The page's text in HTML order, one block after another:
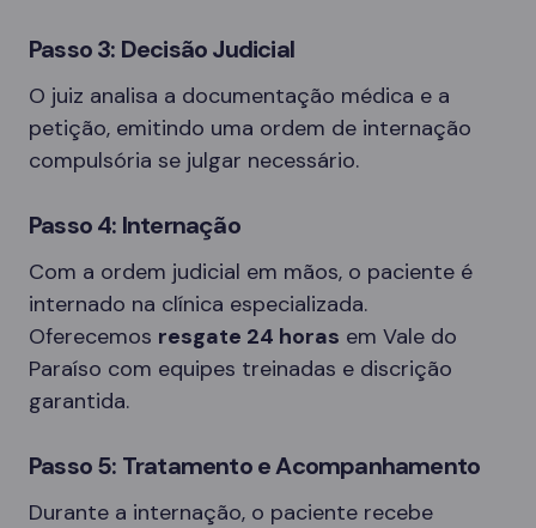
Passo 3: Decisão Judicial
O juiz analisa a documentação médica e a
petição, emitindo uma ordem de internação
compulsória se julgar necessário.
Passo 4: Internação
Com a ordem judicial em mãos, o paciente é
internado na clínica especializada.
Oferecemos resgate 24 horas em Vale do
Paraíso com equipes treinadas e discrição
garantida.
Passo 5: Tratamento e Acompanhamento
Durante a internação, o paciente recebe